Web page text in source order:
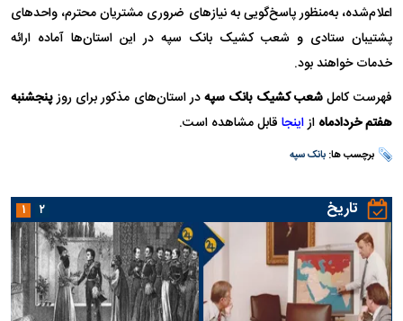
اعلام‌شده، به‌منظور پاسخ‌گویی به نیاز‌های ضروری مشتریان محترم، واحد‌های
پشتیبان ستادی و شعب کشیک بانک سپه در این استان‌ها آماده ارائه
خدمات خواهند بود.
فهرست کاملشعب کشیک بانک سپهدر استان‌های مذکور برای روزپنجشنبه
هفتم خرداد‌ماهازاینجا قابل مشاهده است.
برچسب ها:بانک سپه
تاریخ ۱ ۲